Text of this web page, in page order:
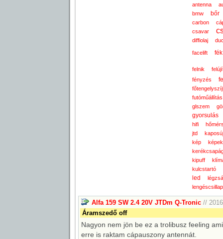
antenna
bmw
bőr
carbon
csavar
diffiolaj
facelift fék
felnik
fényzés
futóműállítás
glszem
gyorsulás
hifi
jtd
kép
képek
kipuff
kulcstartó
led
Alfa 159 SW 2.4 20V JTDm Q-Tronic//
Áramszedő off
Nagyon nem jön be ez a trolibusz feeling
erre is raktam cápauszony antennát.